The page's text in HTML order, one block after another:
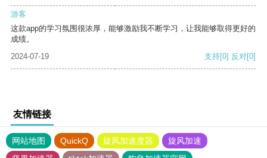
游客
这款app的学习氛围很浓厚，能够激励我不断学习，让我能够取得更好的
成绩。
2024-07-19
支持[0] 反对[0]
友情链接
网站地图 QuickQ 旋风加速度器
旋风加速